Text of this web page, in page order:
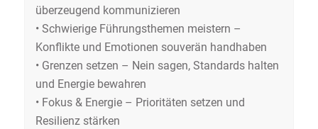
überzeugend kommunizieren
• Schwierige Führungsthemen meistern –
Konflikte und Emotionen souverän handhaben
• Grenzen setzen – Nein sagen, Standards halten
und Energie bewahren
• Fokus & Energie – Prioritäten setzen und
Resilienz stärken